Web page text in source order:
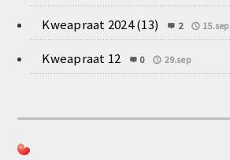
Kweapraat 2024 (13) 2 15.sep
Kweapraat 12 0 29.sep